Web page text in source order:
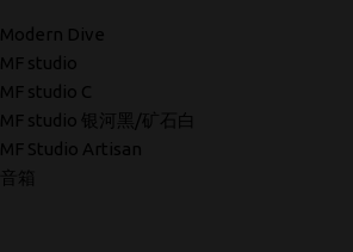
Modern Dive
MF studio
MF studio C
MF studio 银河黑/矿石白
MF Studio Artisan
音箱